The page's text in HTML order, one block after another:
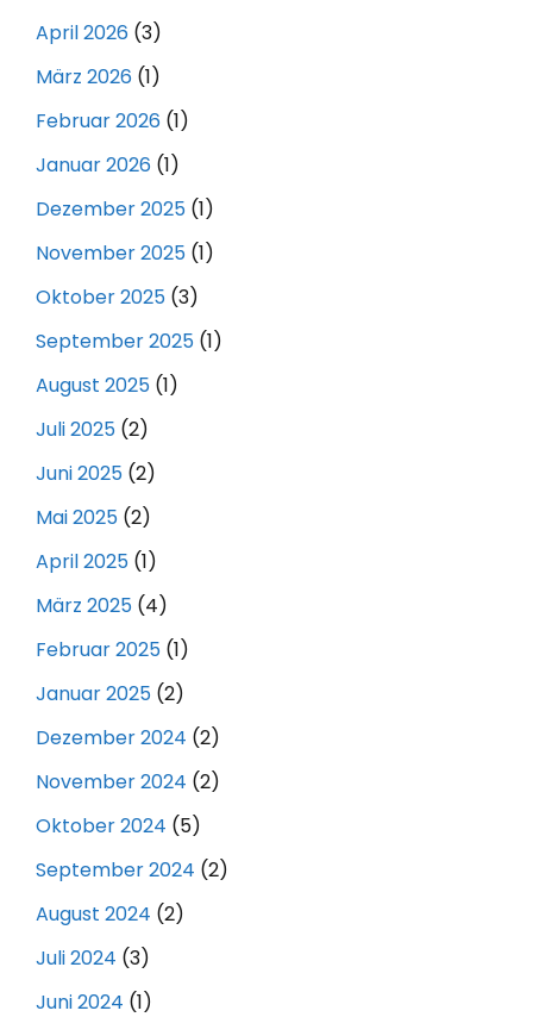
April 2026 (3)
März 2026 (1)
Februar 2026 (1)
Januar 2026 (1)
Dezember 2025 (1)
November 2025 (1)
Oktober 2025 (3)
September 2025 (1)
August 2025 (1)
Juli 2025 (2)
Juni 2025 (2)
Mai 2025 (2)
April 2025 (1)
März 2025 (4)
Februar 2025 (1)
Januar 2025 (2)
Dezember 2024 (2)
November 2024 (2)
Oktober 2024 (5)
September 2024 (2)
August 2024 (2)
Juli 2024 (3)
Juni 2024 (1)